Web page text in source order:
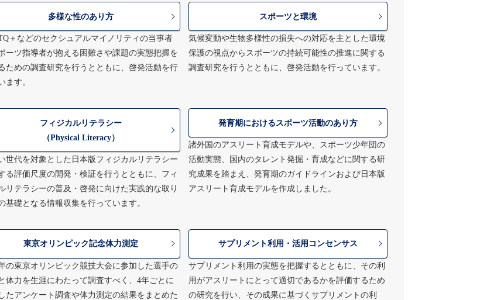
多様な性のあり方
＋などのセクシュアルマイノリティの当事者
ーツ指導者が抱える困難さや課題の実態把握を
ための調査研究を行うとともに、啓発活動を行
ます。
スポーツと環境
気候変動や生物多様性の損失への対応を主とした環境
保護の視点からスポーツの持続可能性の推進に関する
調査研究を行うとともに、啓発活動を行っています。
フィジカルリテラシー
（Physical Literacy）
世代を対象とした日本版フィジカルリテラシー
る評価尺度の開発・検証を行うとともに、フィ
リテラシーの普及・啓発に向けた実践的な取り
基礎となる情報収集を行っています。
発育期におけるスポーツ活動のあり方
諸外国のアスリート育成モデルや、スポーツ少年団の
活動実態、国内のタレント発掘・育成などに関する研
究成果を踏まえ、発育期のガイドラインおよび日本版
アスリート育成モデルを作成しました。
東京オリンピック記念体力測定
の東京オリンピック競技大会に参加した選手の
体力を生涯にわたって調査すべく、4年ごとに
たアンケート調査や体力測定の結果をまとめた
サプリメント利用・活用コンセンサス
サプリメント利用の実態を把握するとともに、その利
用がアスリートにとって適切であるかを評価するため
の研究を行い、その成果に基づくサプリメントの利